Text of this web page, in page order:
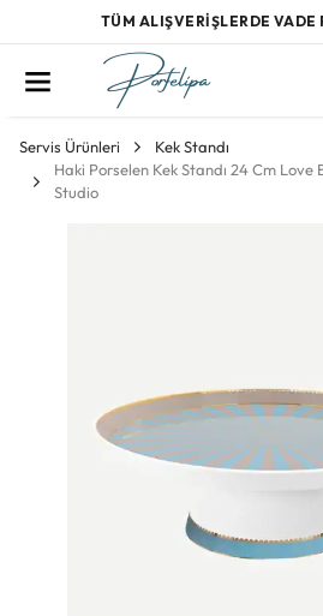
TÜM ALIŞVERİŞLERDE VADE
Servis Ürünleri
Kek Standı
Haki Porselen Kek Standı 24 Cm
Studio